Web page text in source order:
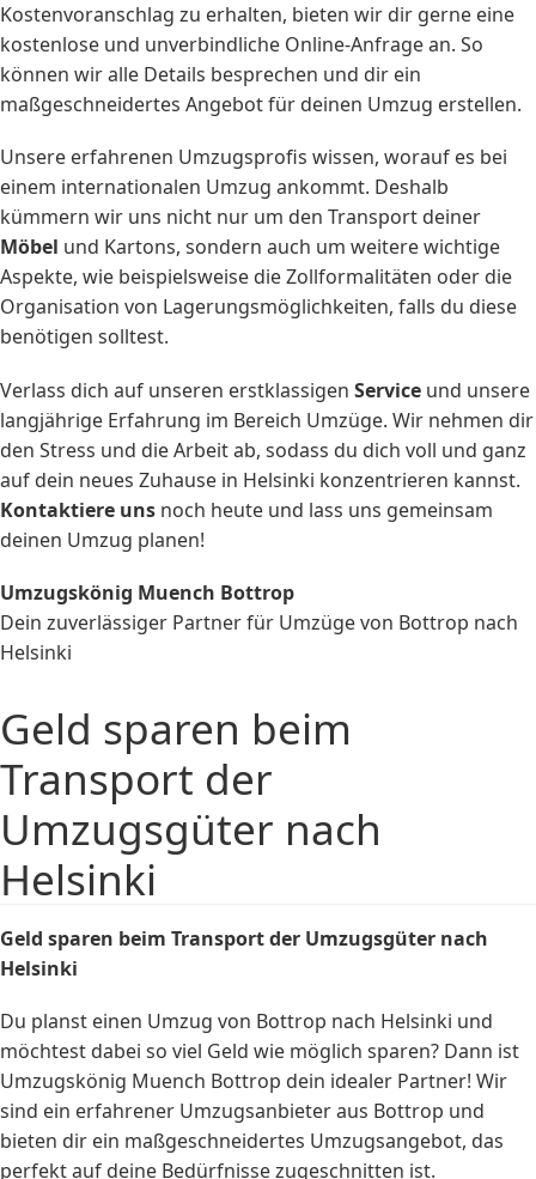
Kostenvoranschlag zu erhalten, bieten wir dir gerne eine
kostenlose und unverbindliche Online-Anfrage an. So
können wir alle Details besprechen und dir ein
maßgeschneidertes Angebot für deinen Umzug erstellen.
Unsere erfahrenen Umzugsprofis wissen, worauf es bei
einem internationalen Umzug ankommt. Deshalb
kümmern wir uns nicht nur um den Transport deiner
Möbel und Kartons, sondern auch um weitere wichtige
Aspekte, wie beispielsweise die Zollformalitäten oder die
Organisation von Lagerungsmöglichkeiten, falls du diese
benötigen solltest.
Verlass dich auf unseren erstklassigen Service und unsere
langjährige Erfahrung im Bereich Umzüge. Wir nehmen dir
den Stress und die Arbeit ab, sodass du dich voll und ganz
auf dein neues Zuhause in Helsinki konzentrieren kannst.
Kontaktiere uns noch heute und lass uns gemeinsam
deinen Umzug planen!
Umzugskönig Muench Bottrop
Dein zuverlässiger Partner für Umzüge von Bottrop nach
Helsinki
Geld sparen beim
Transport der
Umzugsgüter nach
Helsinki
Geld sparen beim Transport der Umzugsgüter nach
Helsinki
Du planst einen Umzug von Bottrop nach Helsinki und
möchtest dabei so viel Geld wie möglich sparen? Dann ist
Umzugskönig Muench Bottrop dein idealer Partner! Wir
sind ein erfahrener Umzugsanbieter aus Bottrop und
bieten dir ein maßgeschneidertes Umzugsangebot, das
perfekt auf deine Bedürfnisse zugeschnitten ist.